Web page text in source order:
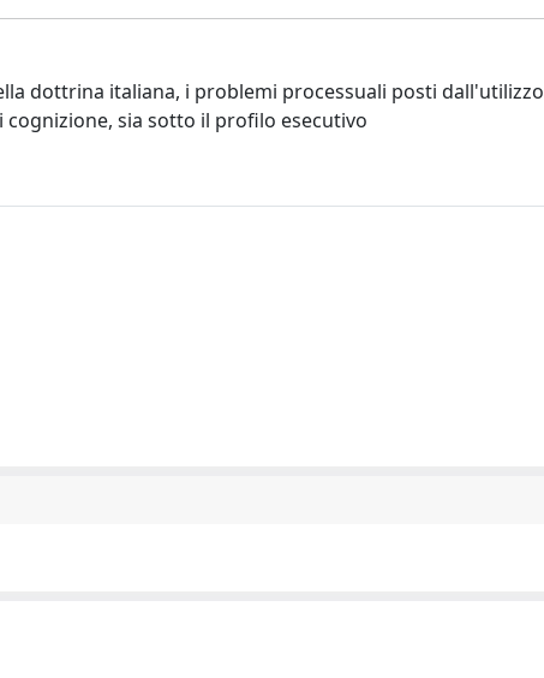
dottrina italiana, i problemi processuali posti dall'utilizzo
sia sotto il profilo esecutivo